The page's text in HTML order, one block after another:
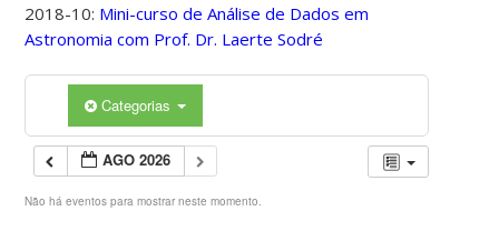
2018-10: Mini-curso de Análise de Dados em
Astronomia com Prof. Dr. Laerte Sodré
Categorias
AGO 2026
Não há eventos para mostrar neste momento.